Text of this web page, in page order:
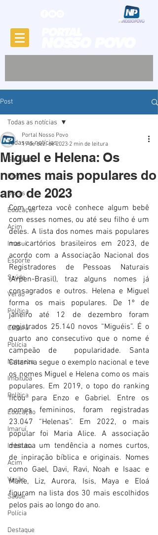
Post
Todas as notícias
Garopaba
Porto
Obras
Educação
Acim
Imaruí
Esporte
Saúde
Verão
Política
Cultura
Polícia
Natureza
Imbituba
Política
Educação
Imaruí
Imbituba
Acim
Verão
Saúde
Polícia
Destaque
Todas as notícias
Miguel e Helena: Os
nomes mais populares do
ano de 2023
Portal Nosso Povo
19 de dez. de 2023 2 min de leitura
Com certeza você conhece algum bebê
com esses nomes, ou até seu filho é um
deles. A lista dos nomes mais populares
nos cartórios brasileiros em 2023, de
acordo com a Associação Nacional dos
Registradores de Pessoas Naturais
(Arpen-Brasil), traz alguns nomes já
consagrados e outros. Helena e Miguel
forma os mais populares. De 1º de
janeiro até 12 de dezembro foram
registrados 25.140 novos “Miguéis”. É o
quarto ano consecutivo que o nome é
campeão de  popularidade. Santa
Catarina segue o exemplo nacional e teve
os nomes Miguel e Helena como os mais
populares. Em 2019, o topo do ranking
ficou para Enzo e Gabriel. Entre os
nomes femininos, foram registradas
23.047 “Helenas”. Em 2022, o mais
popular foi Maria Alice. A associação
destaca um tendência a nomes curtos,
de inpiração bíblica e originais. Nomes
como Gael, Davi, Ravi, Noah e Isaac e
Maite, Liz, Aurora, Isis, Maya e Eloá
figuram na lista dos 30 mais escolhidos
pelos pais ao longo do ano.